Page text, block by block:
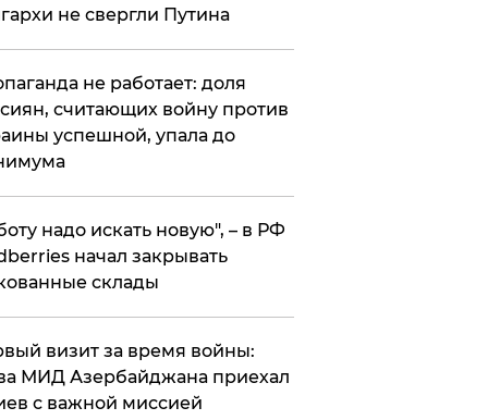
не свергли Путина
не работает: доля
считающих войну против
успешной, упала до
надо искать новую", – в РФ
начал закрывать
склады
визит за время войны:
МИД Азербайджана приехал
с важной миссией